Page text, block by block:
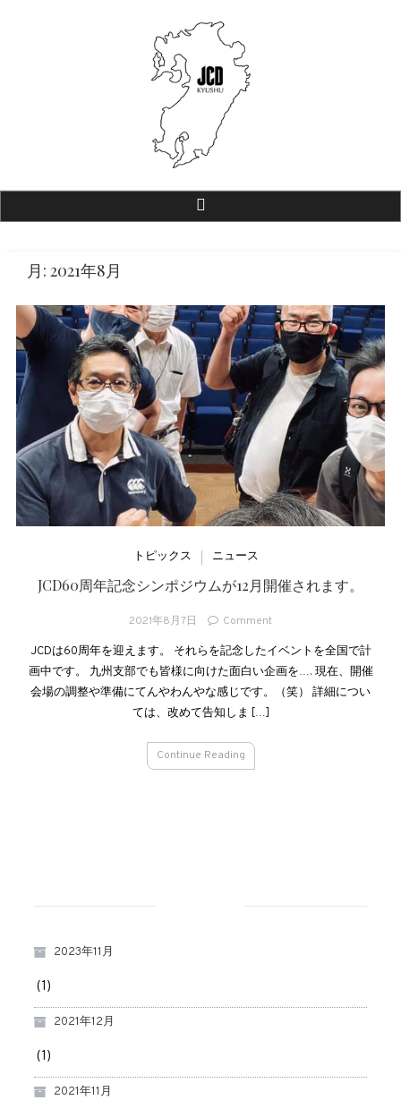
JCD九州【公式ホームページ】
一般社団法人 日本商環境デザイン協会 九州支部
月:2021年8月
トピックス ニュース
JCD60周年記念シンポジウムが12月開催されます。
2021年8月7日 Comment
JCDは60周年を迎えます。 それらを記念したイベントを全国で計
画中です。 九州支部でも皆様に向けた面白い企画を…. 現在、開催
会場の調整や準備にてんやわんやな感じです。（笑） 詳細につい
ては、改めて告知しま […]
Continue Reading
2023年11月
(1)
2021年12月
(1)
2021年11月